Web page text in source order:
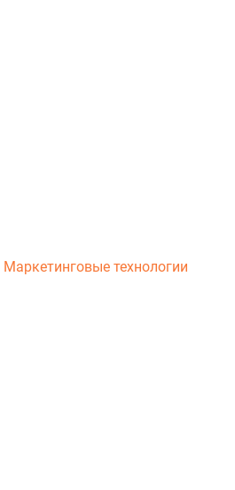
Маркетинговые технологии